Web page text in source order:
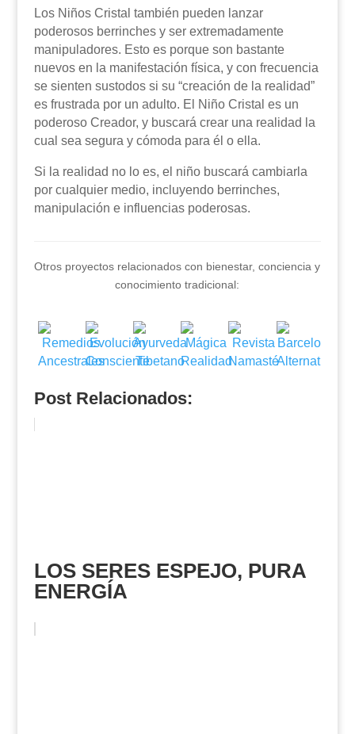
Los Niños Cristal también pueden lanzar
poderosos berrinches y ser extremadamente
manipuladores. Esto es porque son bastante
nuevos en la manifestación física, y con frecuencia
se sienten sustodos si su “creación de la realidad”
es frustrada por un adulto. El Niño Cristal es un
poderoso Creador, y buscará crear una realidad la
cual sea segura y cómoda para él o ella.
Si la realidad no lo es, el niño buscará cambiarla
por cualquier medio, incluyendo berrinches,
manipulación e influencias poderosas.
Otros proyectos relacionados con bienestar, conciencia y
conocimiento tradicional:
Post Relacionados:
LOS SERES ESPEJO, PURA
ENERGÍA